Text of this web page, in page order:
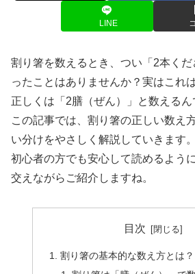
LINE
割り箸を数えるとき、つい「2本くだ
ったことはありませんか？実はこれ
正しくは「2膳（ぜん）」と数えるん
この記事では、割り箸の正しい数え
い分けをやさしく解説していきます。
初心者の方でも安心して読めるよう
交えながらご紹介しますね。
目次
割り箸の基本的な数え方とは？